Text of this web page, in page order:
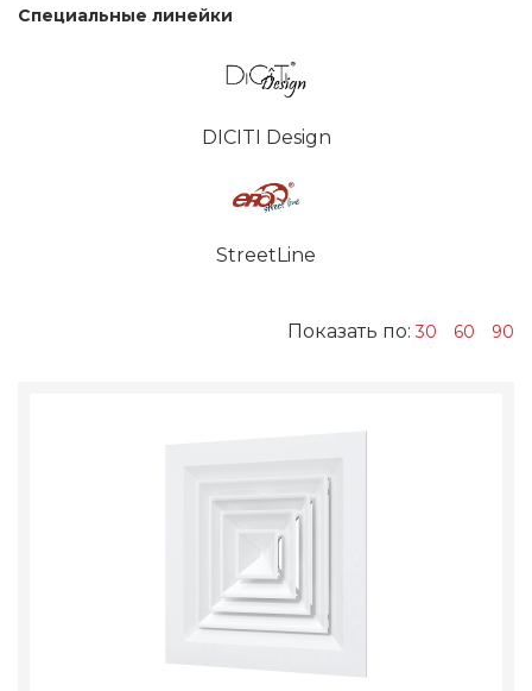
Специальные линейки
DICITI Design
StreetLine
Показать по:30 60 90